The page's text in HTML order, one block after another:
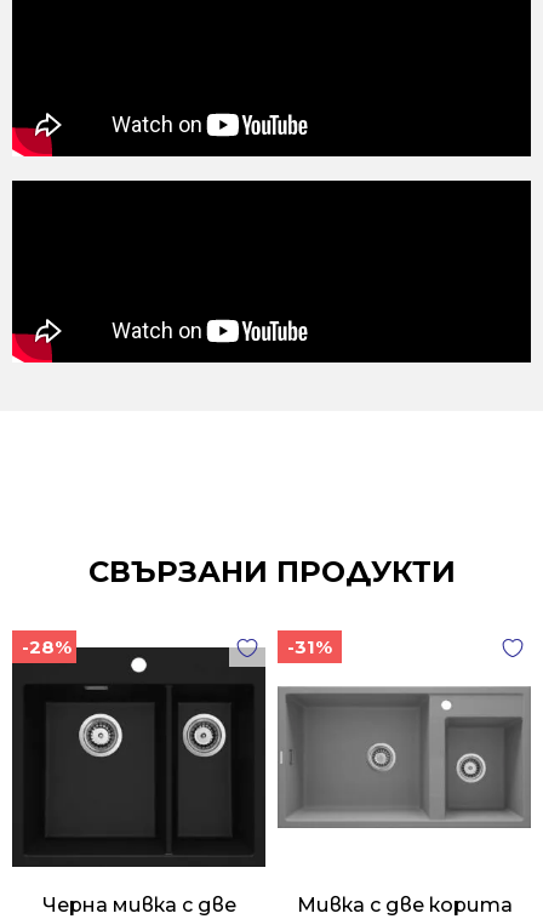
СВЪРЗАНИ ПРОДУКТИ
-28%
Черна мивка с две
-31%
Мивка с две корита